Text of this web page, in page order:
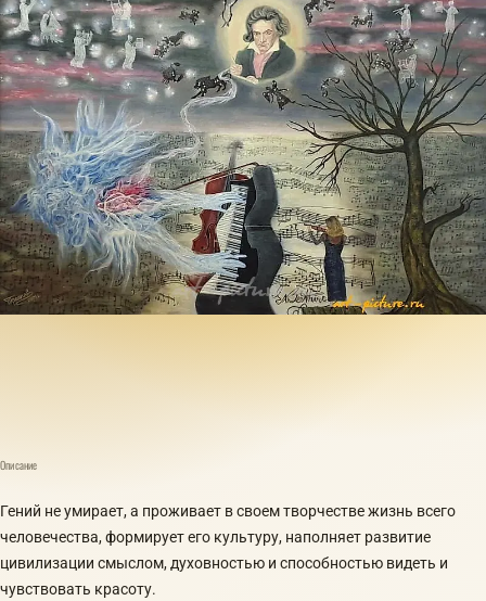
Описание
Гений не умирает, а проживает в своем творчестве жизнь всего
человечества, формирует его культуру, наполняет развитие
цивилизации смыслом, духовностью и способностью видеть и
чувствовать красоту.